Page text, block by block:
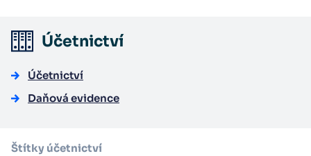
Účetnictví
Účetnictví
Daňová evidence
Štítky účetnictví